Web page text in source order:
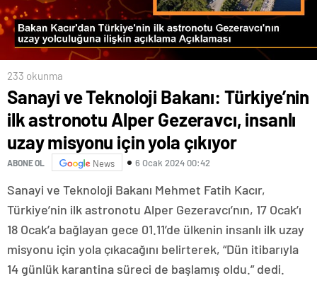
233 okunma
Sanayi ve Teknoloji Bakanı: Türkiye’nin
ilk astronotu Alper Gezeravcı, insanlı
uzay misyonu için yola çıkıyor
ABONE OL News 6 Ocak 2024 00:42
Sanayi ve Teknoloji Bakanı Mehmet Fatih Kacır,
Türkiye’nin ilk astronotu Alper Gezeravcı’nın, 17 Ocak’ı
18 Ocak’a bağlayan gece 01.11’de ülkenin insanlı ilk uzay
misyonu için yola çıkacağını belirterek, “Dün itibarıyla
14 günlük karantina süreci de başlamış oldu.” dedi.